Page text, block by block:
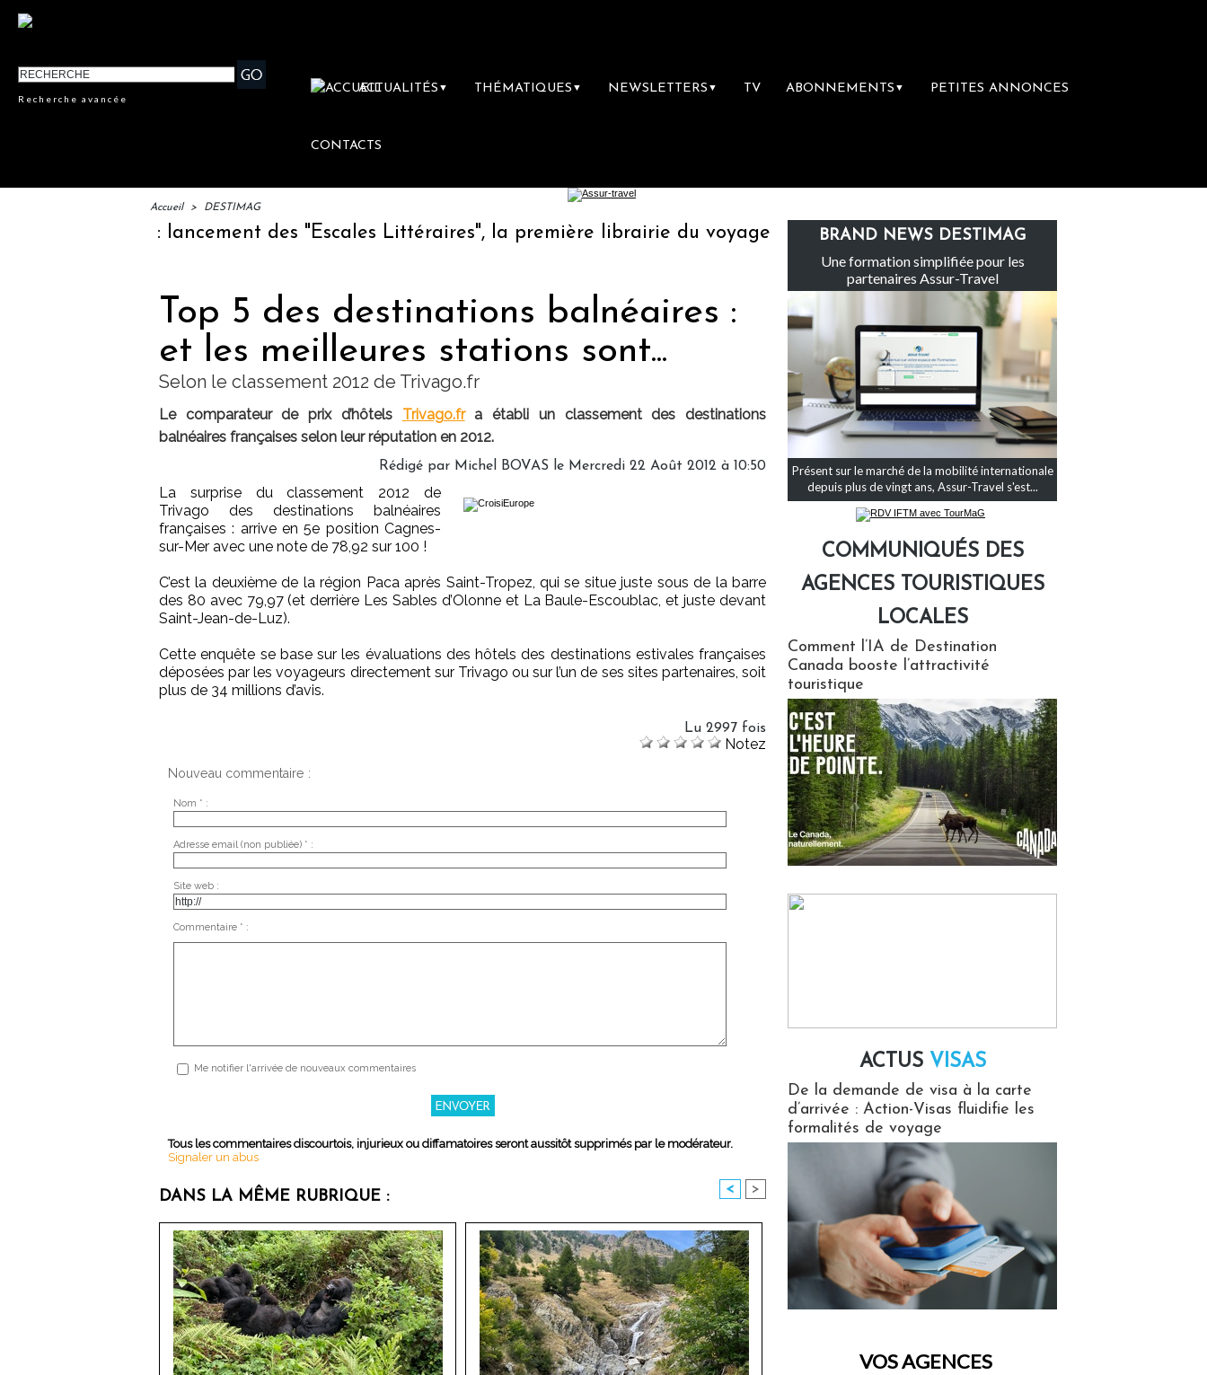
Recherche avancée
ACTUALITÉS ▼ THÉMATIQUES ▼ NEWSLETTERS ▼ TV ABONNEMENTS ▼ PETITES ANNONCES
CONTACTS
Accueil > DESTIMAG
IFTM : lancement des "Escales Littéraires", la première librairie du voyage Le groupe Sainte-Claire rachète Eden Tour
Top 5 des destinations balnéaires :
et les meilleures stations sont...
Selon le classement 2012 de Trivago.fr
Le comparateur de prix d’hôtels Trivago.fra établi un classement des destinations
balnéaires françaises selon leur réputation en 2012.
Rédigé par Michel BOVAS le Mercredi 22 Août 2012 à 10:50
La surprise du classement 2012 de
Trivago des destinations balnéaires
françaises : arrive en 5e position Cagnes-
sur-Mer avec une note de 78,92 sur 100 !
C’est la deuxième de la région Paca après Saint-Tropez, qui se situe juste sous de la barre
des 80 avec 79,97 (et derrière Les Sables d’Olonne et La Baule-Escoublac, et juste devant
Saint-Jean-de-Luz).
Cette enquête se base sur les évaluations des hôtels des destinations estivales françaises
déposées par les voyageurs directement sur Trivago ou sur l’un de ses sites partenaires, soit
plus de 34 millions d’avis.
Lu 2997 fois
Notez
Nouveau commentaire :
Nom * :
Adresse email (non publiée) * :
Site web :
Commentaire * :
Me notifier l'arrivée de nouveaux commentaires
Tous les commentaires discourtois, injurieux ou diffamatoires seront aussitôt supprimés par le modérateur.
Signaler un abus
DANS LA MÊME RUBRIQUE : < >
BRAND NEWS DESTIMAG
Une formation simplifiée pour les
partenaires Assur-Travel
Présent sur le marché de la mobilité internationale
depuis plus de vingt ans, Assur-Travel s'est...
COMMUNIQUÉS DES
AGENCES TOURISTIQUES
LOCALES
Comment l’IA de Destination
Canada booste l’attractivité
touristique
ACTUS VISAS
De la demande de visa à la carte
d’arrivée : Action-Visas fluidifie les
formalités de voyage
VOS AGENCES